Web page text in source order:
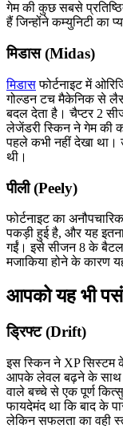
गेम की कुछ सबसे
हैं जिन्होंने कम्युनिटी का
मिडास (Midas)
मिडासफोर्टनाइट में
गोल्डन टच मैकेनिक से लैस
बदल देता है। चैप्टर 2
लेजेंडरी स्किन ने गेम की
पहले कभी नहीं देखा था।
थी।
पीली (Peely)
फोर्टनाइट का
पकड़ी हुई है, और यह
गईं। इसे सीजन 8 के बैटल
मजाकिया होने के कारण
आपको यह भी
ड्रिफ्ट (Drift)
इस स्किन ने XP सिस्टम
आपके लेवल बढ़ने के साथ
वाले बच्चे से एक पूर्ण
फायदेमंद था कि बाद के
लेकिन सफलता का वही